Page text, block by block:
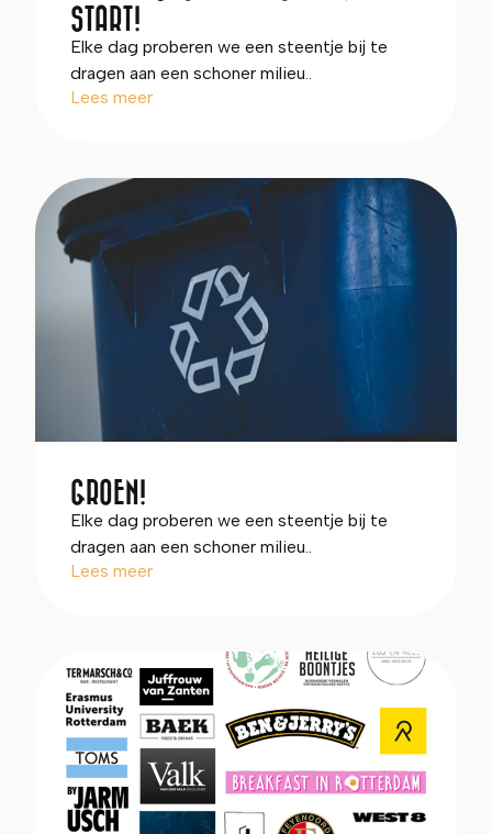
START!
Elke dag proberen we een steentje bij te
dragen aan een schoner milieu..
Lees meer
GROEN!
Elke dag proberen we een steentje bij te
dragen aan een schoner milieu..
Lees meer